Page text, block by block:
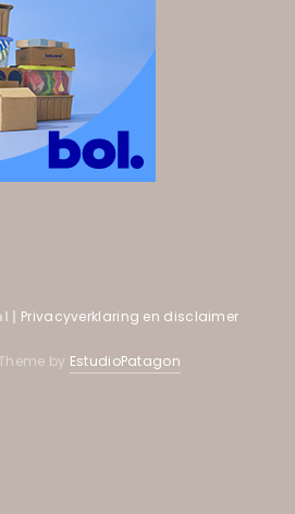
| Privacyverklaring en disclaimer
by EstudioPatagon